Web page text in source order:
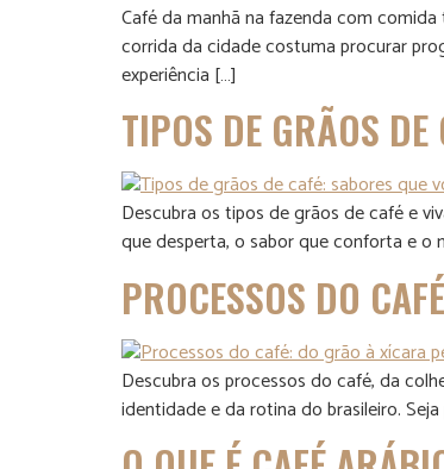
Café da manhã na fazenda com
corrida da cidade costuma procurar
experiência […]
TIPOS DE GRÃOS DE
Descubra os tipos de grãos de café e
que desperta, o sabor que conforta e o
PROCESSOS DO
Descubra os processos do café, da
identidade e da rotina do brasileiro.